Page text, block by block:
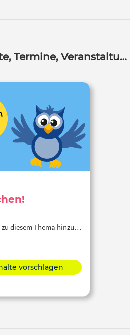
Bildungsangebote, Termine, Veranstaltungen
zu diesem Thema hinzu…
vorschlagen